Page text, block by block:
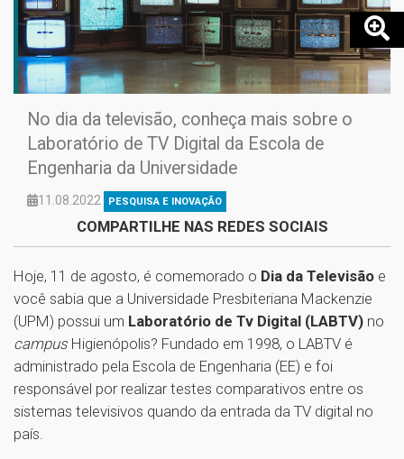
No dia da televisão, conheça mais sobre o
Laboratório de TV Digital da Escola de
Engenharia da Universidade
11.08.2022 PESQUISA E INOVAÇÃO
COMPARTILHE NAS REDES SOCIAIS
Hoje, 11 de agosto, é comemorado o Dia da Televisão e
você sabia que a Universidade Presbiteriana Mackenzie
(UPM) possui um Laboratório de Tv Digital (LABTV) no
campus Higienópolis? Fundado em 1998, o LABTV é
administrado pela Escola de Engenharia (EE) e foi
responsável por realizar testes comparativos entre os
sistemas televisivos quando da entrada da TV digital no
país.